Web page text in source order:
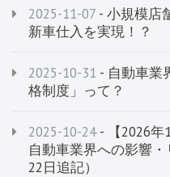
2025-10-24- 【2026年
自動車業界への影響・
22日追記）
2025-10-31 - 自動車業
格制度」って？
2025-11-07 - 小規模店
新車仕入を実現！？